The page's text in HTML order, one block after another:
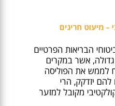
– מיעוט חריגים
הבריאות הפרטיים
אשר במקרים
לממש את הפוליסה
להם יזדקק, הרי
מקובל למזער